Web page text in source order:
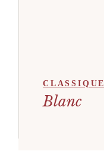
CLASSIQUE
Blanc